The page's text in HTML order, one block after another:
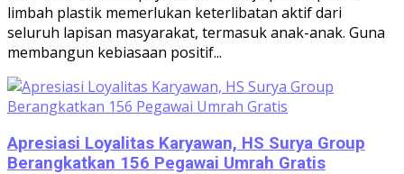
limbah plastik memerlukan keterlibatan aktif dari
seluruh lapisan masyarakat, termasuk anak-anak. Guna
membangun kebiasaan positif...
Apresiasi Loyalitas Karyawan, HS Surya Group
Berangkatkan 156 Pegawai Umrah Gratis